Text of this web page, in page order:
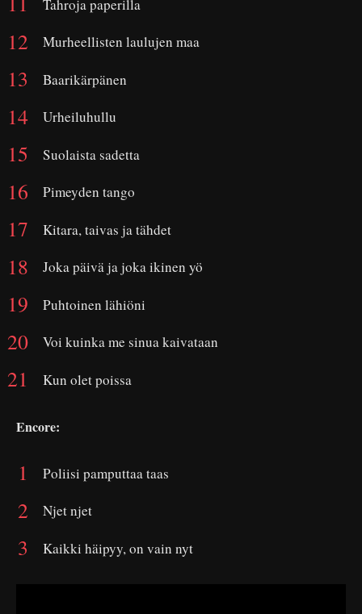
Tahroja paperilla
Murheellisten laulujen maa
Baarikärpänen
Urheiluhullu
Suolaista sadetta
Pimeyden tango
Kitara, taivas ja tähdet
Joka päivä ja joka ikinen yö
Puhtoinen lähiöni
Voi kuinka me sinua kaivataan
Kun olet poissa
Encore:
Poliisi pamputtaa taas
Njet njet
Kaikki häipyy, on vain nyt